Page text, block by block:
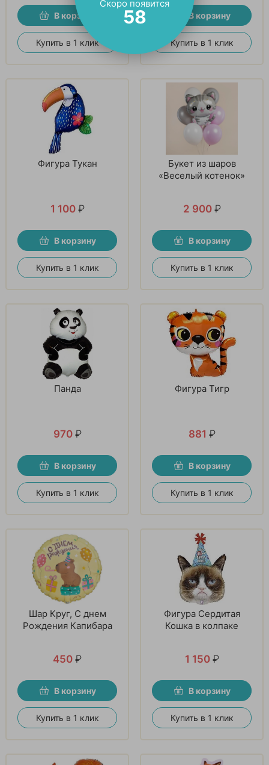
В корзину
Купить в 1 клик
В корзину
Купить в 1 клик
Фигура Тукан
1 100 ₽
В корзину
Купить в 1 клик
Букет из шаров
«Веселый котенок»
2 900 ₽
В корзину
Купить в 1 клик
Панда
970 ₽
В корзину
Купить в 1 клик
Фигура Тигр
881 ₽
В корзину
Купить в 1 клик
Шар Круг, С днем
Рождения Капибара
450 ₽
В корзину
Купить в 1 клик
Фигура Сердитая
Кошка в колпаке
1 150 ₽
В корзину
Купить в 1 клик
Скоро появится
57